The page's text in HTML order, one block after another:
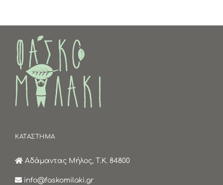
ΚΑΤΑΣΤΗΜΑ
Αδάμαντας Μήλος, Τ.Κ. 84800
info@faskomilaki.gr